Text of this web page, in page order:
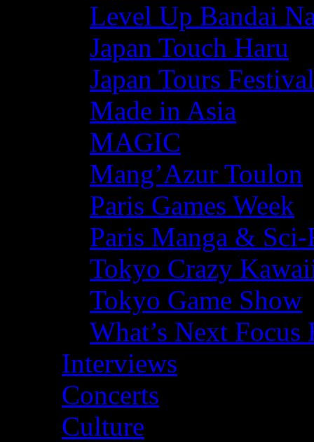
Level Up Bandai
Japan Touch Haru
Japan Tours Festival
Made in Asia
MAGIC
Mang’Azur Toulon
Paris Games Week
Paris Manga &
Tokyo Crazy
Tokyo Game Show
What’s Next
Interviews
Concerts
Culture